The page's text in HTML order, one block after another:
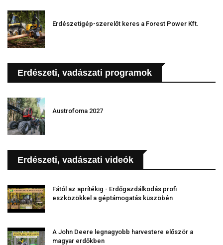
Erdészetigép-szerelőt keres a Forest Power Kft.
Erdészeti, vadászati programok
Austrofoma 2027
Erdészeti, vadászati videók
Fától az aprítékig - Erdőgazdálkodás profi
eszközökkel a géptámogatás küszöbén
A John Deere legnagyobb harvestere először a
magyar erdőkben